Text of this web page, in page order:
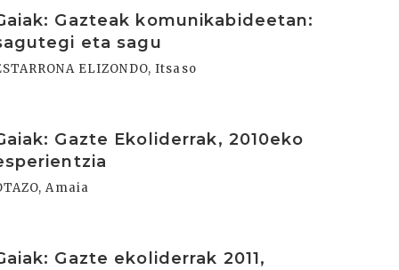
Gazteak komunikabideetan:
eta sagu
ELIZONDO, Itsaso
Gazte Ekoliderrak, 2010eko
Amaia
Gazte ekoliderrak 2011,